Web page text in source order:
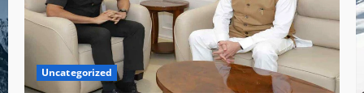
Uncategorized